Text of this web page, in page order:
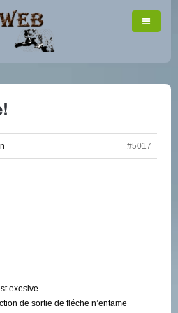
#5017
exesive.
de sortie de fléche n’entame